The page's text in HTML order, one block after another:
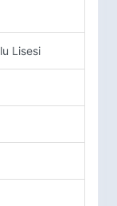
Lisesi